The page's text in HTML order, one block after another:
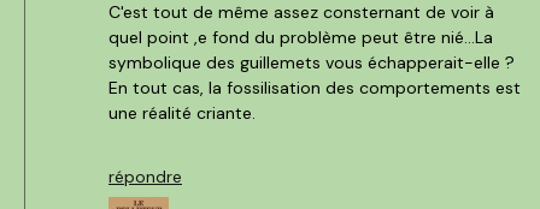
C'est tout de même assez consternant de voir à
quel point ,e fond du problème peut être nié...La
symbolique des guillemets vous échapperait-elle ?
En tout cas, la fossilisation des comportements est
une réalité criante.
répondre